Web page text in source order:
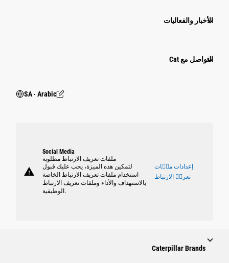
الأخبار والفعاليات
التواصل مع Cat
SA ‧ Arabic
warning
Social Media
ملفات تعريف الارتباط مطلوبة
لتمكين هذه الميزة، يجب عليك قبول
استخدام ملفات تعريف الارتباط الخاصة
بالاستهداف والأداء وملفات تعريف الارتباط
الوظيفية.
إعدادات ملٝات
تعريٝ الارتباط
Caterpillar Brands